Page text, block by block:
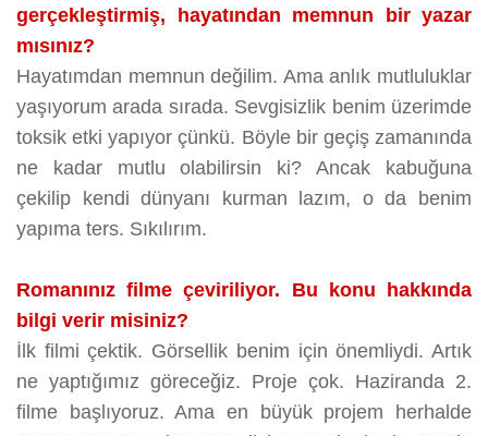
gerçekleştirmiş, hayatından memnun bir yazar
mısınız?
Hayatımdan memnun değilim. Ama anlık mutluluklar
yaşıyorum arada sırada. Sevgisizlik benim üzerimde
toksik etki yapıyor çünkü. Böyle bir geçiş zamanında
ne kadar mutlu olabilirsin ki? Ancak kabuğuna
çekilip kendi dünyanı kurman lazım, o da benim
yapıma ters. Sıkılırım.
Romanınız filme çeviriliyor. Bu konu hakkında
bilgi verir misiniz?
İlk filmi çektik. Görsellik benim için önemliydi. Artık
ne yaptığımız göreceğiz. Proje çok. Haziranda 2.
filme başlıyoruz. Ama en büyük projem herhalde